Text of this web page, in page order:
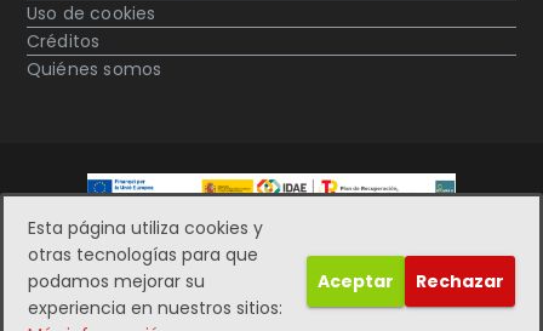
Uso de cookies
Créditos
Quiénes somos
© Tecniber 2019. Diseñado por Inforber Web Pro
Esta página utiliza cookies y
otras tecnologías para que
podamos mejorar su
experiencia en nuestros sitios:
Aceptar Rechazar